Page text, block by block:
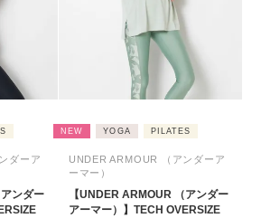
ダーア
ンダー
NEW YOGA PILATES
UNDER ARMOUR （アンダーア
ーマー）
【UNDER ARMOUR （アンダー
アーマー）】TECH OVERSIZE